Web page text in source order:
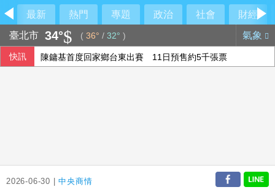
最新 熱門 專題 政治 社會
財經
臺北市 34° ( 36° / 32° ) 氣象
快訊 陳鏞基首度回家鄉台東出賽 11日預售約5千張票
2026-06-30 |中央商情